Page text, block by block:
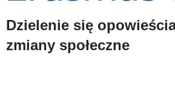
Dzielenie się
zmiany społeczne